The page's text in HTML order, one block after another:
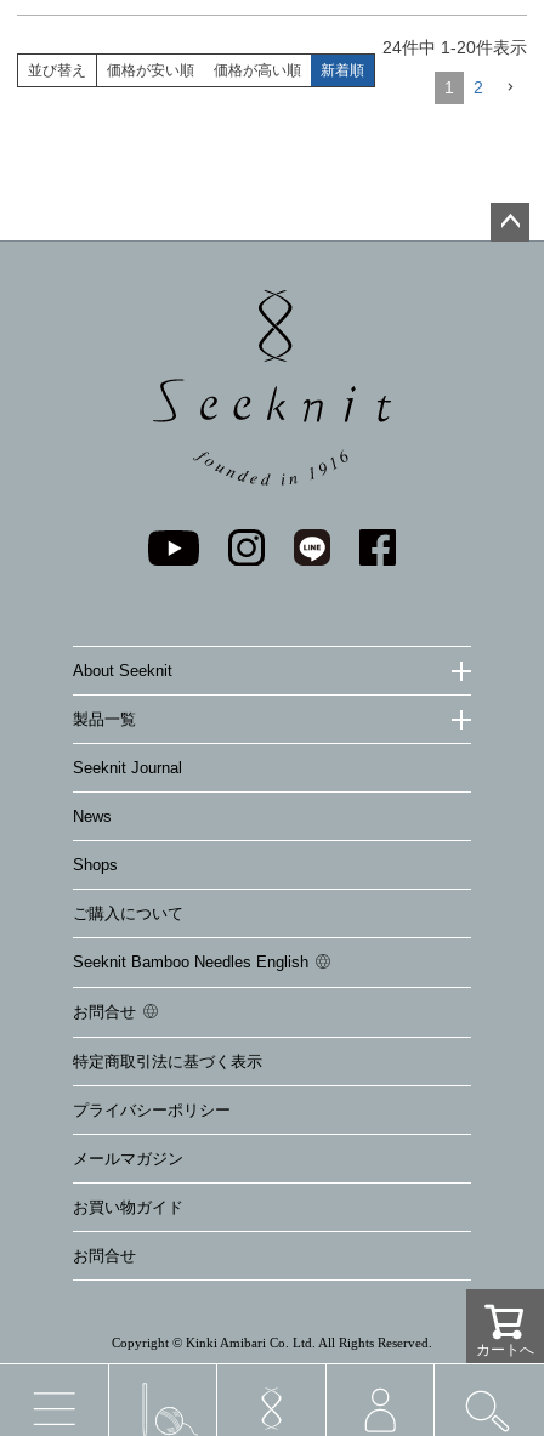
並び替え 価格が安い順 価格が高い順 新着順
24件中 1-20件表示
1 2
カートへ
About Seeknit
製品一覧
Seeknit Journal
News
Shops
ご購入について
Seeknit Bamboo Needles English
お問合せ
特定商取引法に基づく表示
プライバシーポリシー
メールマガジン
お買い物ガイド
お問合せ
Copyright © Kinki Amibari Co. Ltd. All Rights Reserved. カートへ